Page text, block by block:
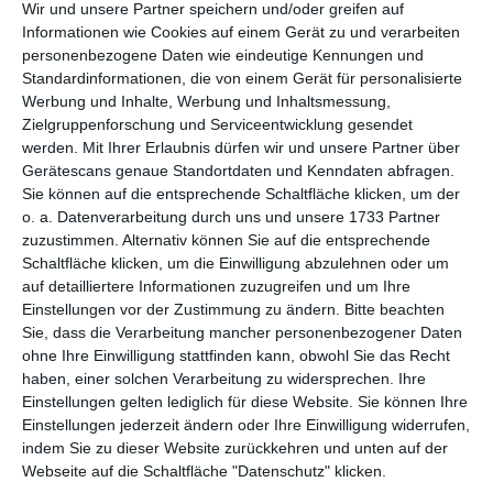
Wir und unsere Partner speichern und/oder greifen auf
Informationen wie Cookies auf einem Gerät zu und verarbeiten
personenbezogene Daten wie eindeutige Kennungen und
Standardinformationen, die von einem Gerät für personalisierte
Werbung und Inhalte, Werbung und Inhaltsmessung,
Zielgruppenforschung und Serviceentwicklung gesendet
werden.
Mit Ihrer Erlaubnis dürfen wir und unsere Partner über
Gerätescans genaue Standortdaten und Kenndaten abfragen.
Sie können auf die entsprechende Schaltfläche klicken, um der
o. a. Datenverarbeitung durch uns und unsere 1733 Partner
zuzustimmen. Alternativ können Sie auf die entsprechende
Schaltfläche klicken, um die Einwilligung abzulehnen oder um
auf detailliertere Informationen zuzugreifen und um Ihre
Einstellungen vor der Zustimmung zu ändern.
Bitte beachten
Sie, dass die Verarbeitung mancher personenbezogener Daten
ohne Ihre Einwilligung stattfinden kann, obwohl Sie das Recht
haben, einer solchen Verarbeitung zu widersprechen. Ihre
Einstellungen gelten lediglich für diese Website. Sie können Ihre
Einstellungen jederzeit ändern oder Ihre Einwilligung widerrufen,
indem Sie zu dieser Website zurückkehren und unten auf der
Webseite auf die Schaltfläche "Datenschutz" klicken.
TEILEN
Facebook, Twitter, WhatsApp, ...
WEITERE KARTEN IN DIESEN
KATEGORIEN ANSEHEN
Freizeit
Jahreszeiten
Herbst